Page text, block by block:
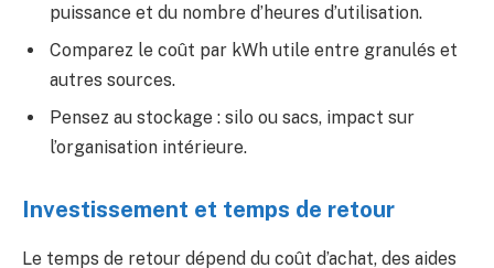
puissance et du nombre d’heures d’utilisation.
Comparez le coût par kWh utile entre granulés et
autres sources.
Pensez au stockage : silo ou sacs, impact sur
l’organisation intérieure.
Investissement et temps de retour
Le temps de retour dépend du coût d’achat, des aides